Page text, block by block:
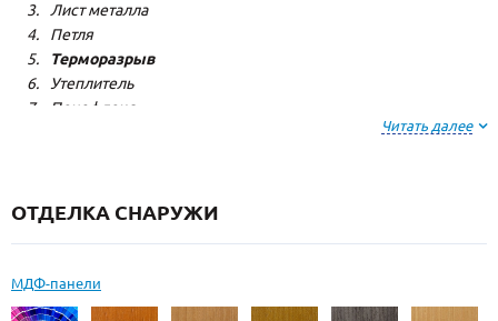
Лист металла
Петля
Терморазрыв
Утеплитель
Пенофлекс
Резиновый уплотнитель
Читать далее
ОТДЕЛКА СНАРУЖИ
МДФ-панели